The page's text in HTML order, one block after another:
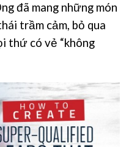
đã mang những món
trầm cảm, bỏ qua
thứ có vẻ “không